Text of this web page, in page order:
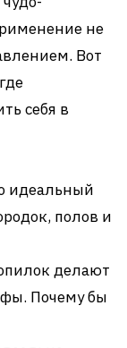
не
Вот
себя в
идеальный
полов и
делают
Почему бы